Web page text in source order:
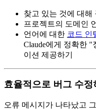
찾고 있는 것에 대해
프로젝트의 도메인
언어에 대한 코드 인
Claude에게 정확한
이션 제공하기
효율적으로 버그 수정
오류 메시지가 나타났고